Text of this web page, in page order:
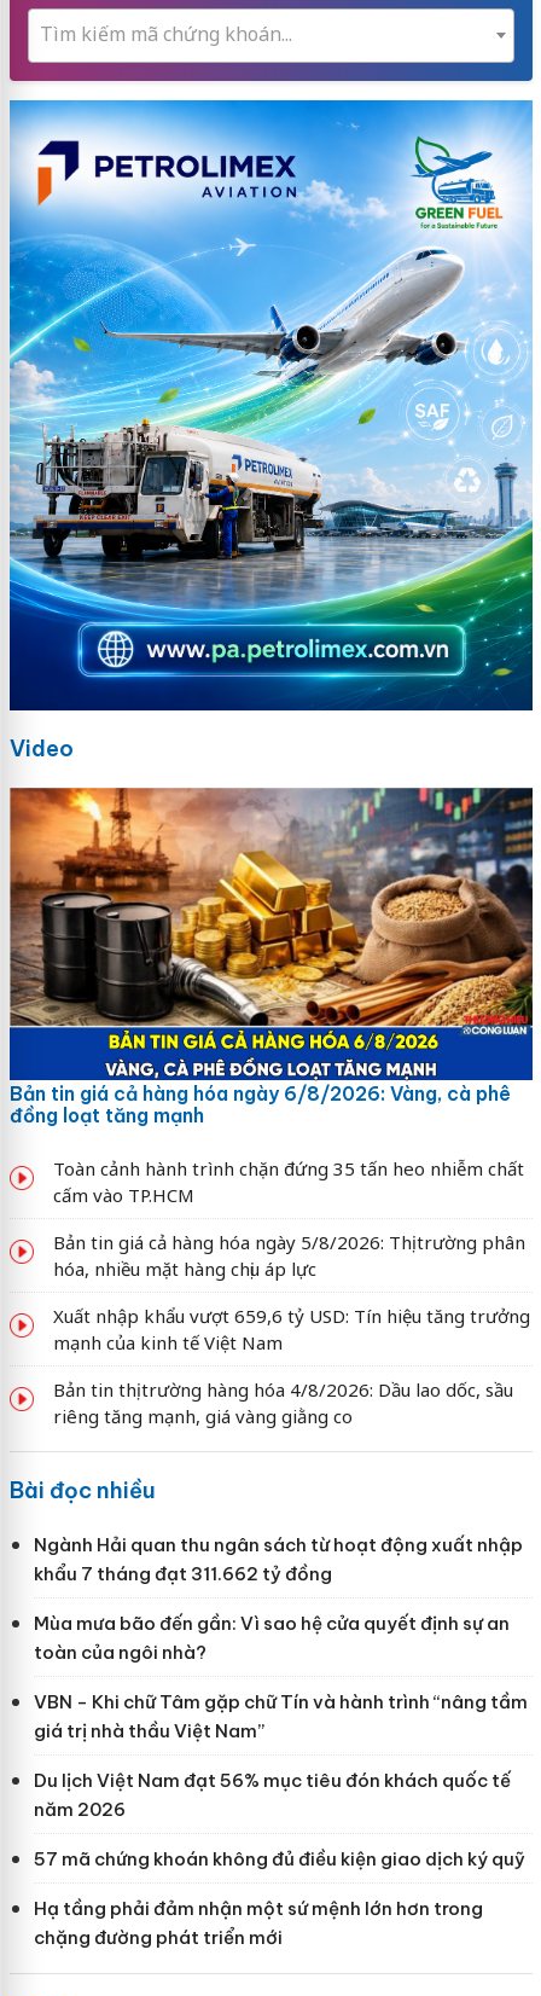
Tìm kiếm mã chứng khoán...
Video
Bản tin giá cả hàng hóa ngày 6/8/2026: Vàng, cà phê
đồng loạt tăng mạnh
Toàn cảnh hành trình chặn đứng 35 tấn heo nhiễm chất
cấm vào TP.HCM
Bản tin giá cả hàng hóa ngày 5/8/2026: Thị trường phân
hóa, nhiều mặt hàng chịu áp lực
Xuất nhập khẩu vượt 659,6 tỷ USD: Tín hiệu tăng trưởng
mạnh của kinh tế Việt Nam
Bản tin thị trường hàng hóa 4/8/2026: Dầu lao dốc, sầu
riêng tăng mạnh, giá vàng giằng co
Bài đọc nhiều
Ngành Hải quan thu ngân sách từ hoạt động xuất nhập
khẩu 7 tháng đạt 311.662 tỷ đồng
Mùa mưa bão đến gần: Vì sao hệ cửa quyết định sự an
toàn của ngôi nhà?
VBN - Khi chữ Tâm gặp chữ Tín và hành trình “nâng tầm
giá trị nhà thầu Việt Nam”
Du lịch Việt Nam đạt 56% mục tiêu đón khách quốc tế
năm 2026
57 mã chứng khoán không đủ điều kiện giao dịch ký quỹ
Hạ tầng phải đảm nhận một sứ mệnh lớn hơn trong
chặng đường phát triển mới